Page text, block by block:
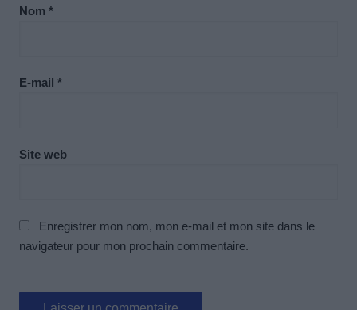
Nom *
E-mail *
Site web
Enregistrer mon nom, mon e-mail et mon site dans le
navigateur pour mon prochain commentaire.